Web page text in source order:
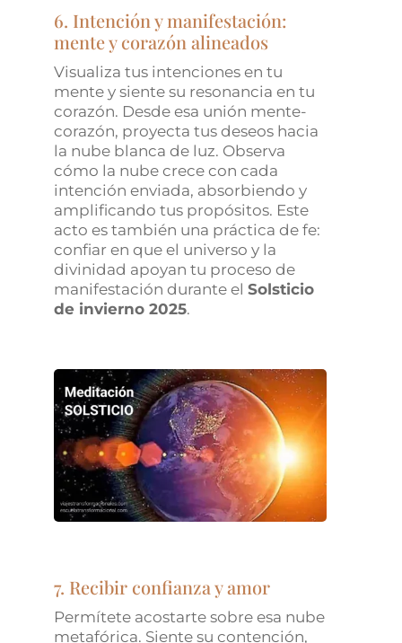
6. Intención y manifestación:
mente y corazón alineados
Visualiza tus intenciones en tu
mente y siente su resonancia en tu
corazón. Desde esa unión mente-
corazón, proyecta tus deseos hacia
la nube blanca de luz. Observa
cómo la nube crece con cada
intención enviada, absorbiendo y
amplificando tus propósitos. Este
acto es también una práctica de fe:
confiar en que el universo y la
divinidad apoyan tu proceso de
manifestación durante elSolsticio
de invierno 2025.
7. Recibir confianza y amor
Permítete acostarte sobre esa nube
metafórica. Siente su contención,